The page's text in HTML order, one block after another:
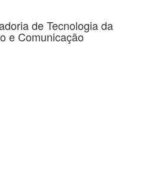
de Tecnologia da
e Comunicação